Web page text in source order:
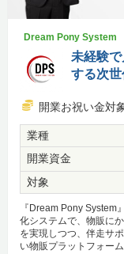
Dream Pony System
未経験
する次
開業お祝い金対
業種
開業資金
対象
『Dream Pony System
化システムで、物販に
を実現しつつ、伴走サ
い物販プラットフォーム